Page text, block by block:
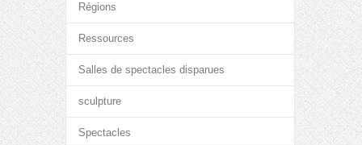
Régions
Ressources
Salles de spectacles disparues
sculpture
Spectacles